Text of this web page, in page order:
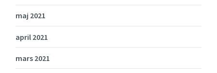
maj 2021
april 2021
mars 2021